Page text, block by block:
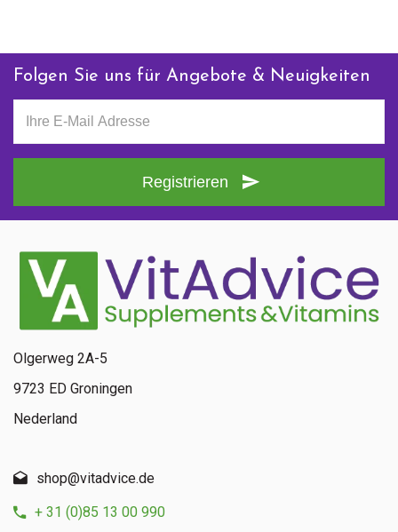
Folgen Sie uns für Angebote & Neuigkeiten
Registrieren
Olgerweg 2A-5
9723 ED Groningen
Nederland
shop@vitadvice.de
+ 31 (0)85 13 00 990